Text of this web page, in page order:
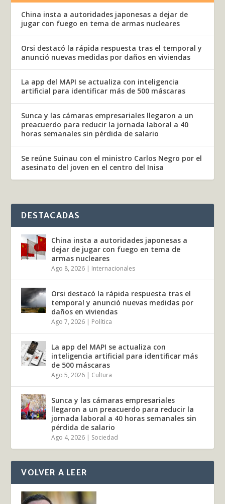
China insta a autoridades japonesas a dejar de
jugar con fuego en tema de armas nucleares
Orsi destacó la rápida respuesta tras el temporal y
anunció nuevas medidas por daños en viviendas
La app del MAPI se actualiza con inteligencia
artificial para identificar más de 500 máscaras
Sunca y las cámaras empresariales llegaron a un
preacuerdo para reducir la jornada laboral a 40
horas semanales sin pérdida de salario
Se reúne Suinau con el ministro Carlos Negro por el
asesinato del joven en el centro del Inisa
DESTACADAS
China insta a autoridades japonesas a
dejar de jugar con fuego en tema de
armas nucleares
Ago 8, 2026 | Internacionales
Orsi destacó la rápida respuesta tras el
temporal y anunció nuevas medidas por
daños en viviendas
Ago 7, 2026 | Política
La app del MAPI se actualiza con
inteligencia artificial para identificar más
de 500 máscaras
Ago 5, 2026 | Cultura
Sunca y las cámaras empresariales
llegaron a un preacuerdo para reducir la
jornada laboral a 40 horas semanales sin
pérdida de salario
Ago 4, 2026 | Sociedad
VOLVER A LEER